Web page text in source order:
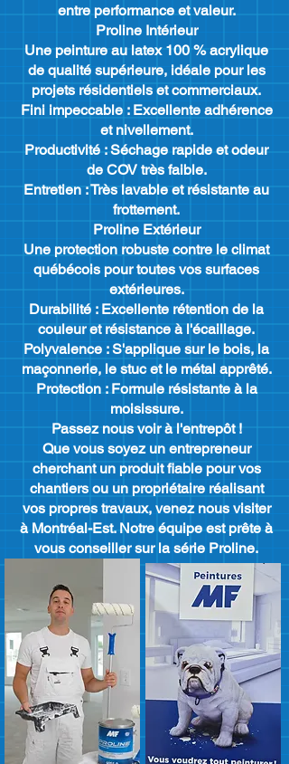
entre performance et valeur.
​Proline Intérieur
​Une peinture au latex 100 % acrylique
de qualité supérieure, idéale pour les
projets résidentiels et commerciaux.
​Fini impeccable : Excellente adhérence
et nivellement.
​Productivité : Séchage rapide et odeur
de COV très faible.
​Entretien : Très lavable et résistante au
frottement.
​Proline Extérieur
​Une protection robuste contre le climat
québécois pour toutes vos surfaces
extérieures.
​Durabilité : Excellente rétention de la
couleur et résistance à l'écaillage.
​Polyvalence : S'applique sur le bois, la
maçonnerie, le stuc et le métal apprêté.
​Protection : Formule résistante à la
moisissure.
​Passez nous voir à l'entrepôt !
​Que vous soyez un entrepreneur
cherchant un produit fiable pour vos
chantiers ou un propriétaire réalisant
vos propres travaux, venez nous visiter
à Montréal-Est. Notre équipe est prête à
vous conseiller sur la série Proline.